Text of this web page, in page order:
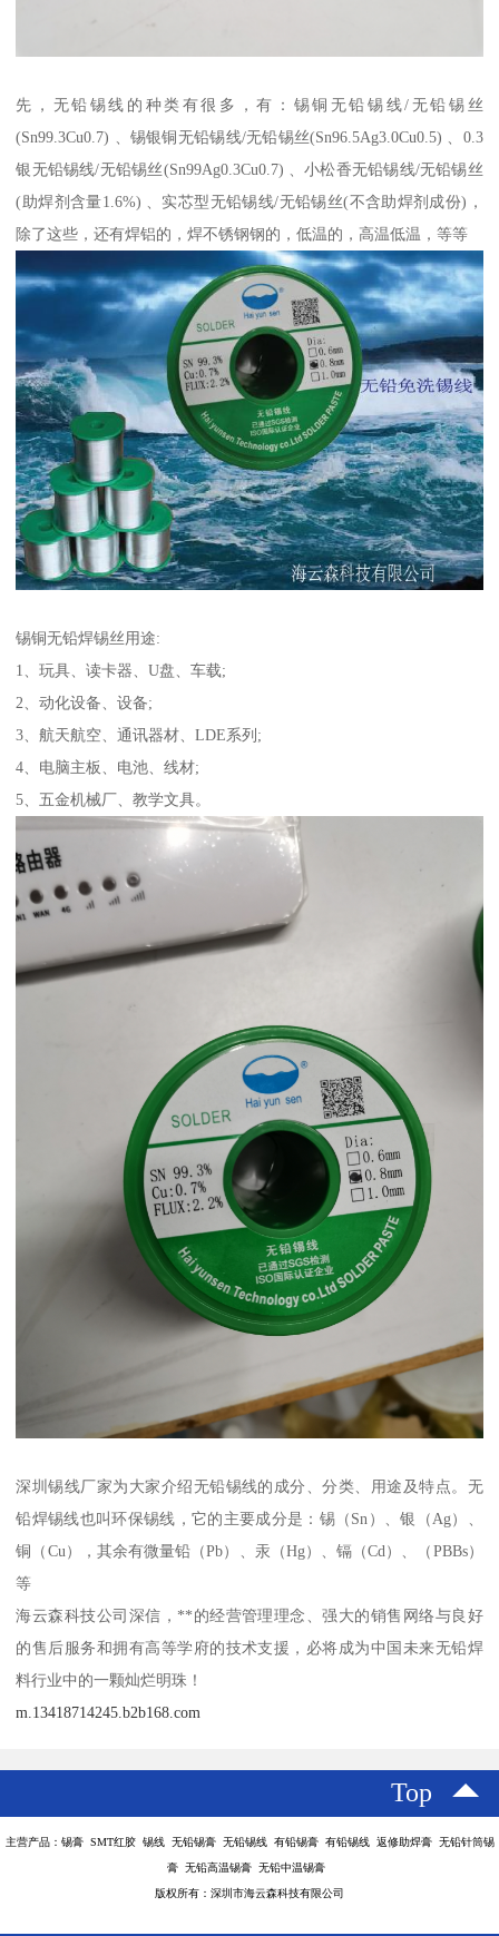
先，无铅锡线的种类有很多，有：锡铜无铅锡线/无铅锡丝
(Sn99.3Cu0.7) 、锡银铜无铅锡线/无铅锡丝(Sn96.5Ag3.0Cu0.5) 、0.3
银无铅锡线/无铅锡丝(Sn99Ag0.3Cu0.7) 、小松香无铅锡线/无铅锡丝
(助焊剂含量1.6%) 、实芯型无铅锡线/无铅锡丝(不含助焊剂成份)，
除了这些，还有焊铝的，焊不锈钢钢的，低温的，高温低温，等等
锡铜无铅焊锡丝用途:
1、玩具、读卡器、U盘、车载;
2、动化设备、设备;
3、航天航空、通讯器材、LDE系列;
4、电脑主板、电池、线材;
5、五金机械厂、教学文具。
深圳锡线厂家为大家介绍无铅锡线的成分、分类、用途及特点。无
铅焊锡线也叫环保锡线，它的主要成分是：锡（Sn）、银（Ag）、
铜（Cu），其余有微量铅（Pb）、汞（Hg）、镉（Cd）、（PBBs）
等
海云森科技公司深信，**的经营管理理念、强大的销售网络与良好
的售后服务和拥有高等学府的技术支援，必将成为中国未来无铅焊
料行业中的一颗灿烂明珠！
m.13418714245.b2b168.com
Top
主营产品：锡膏 SMT红胶 锡线 无铅锡膏 无铅锡线 有铅锡膏 有铅锡线 返修助焊膏 无铅针筒锡
膏 无铅高温锡膏 无铅中温锡膏
版权所有：深圳市海云森科技有限公司